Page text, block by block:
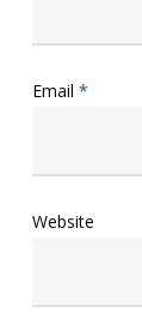
Email *
Website